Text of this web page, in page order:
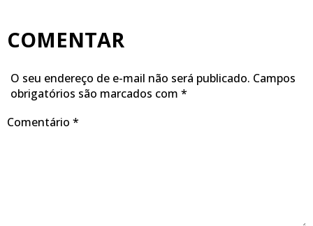
COMENTAR
O seu endereço de e-mail não será publicado. Campos
obrigatórios são marcados com *
Comentário *